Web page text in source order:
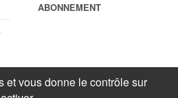
ABONNEMENT
Reproduction interdite sans autorisation
cookies
et vous donne le contrôle sur